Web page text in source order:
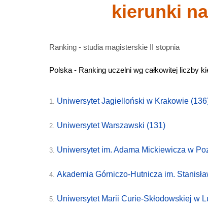
kierunki
Ranking - studia magisterskie II stopnia
Polska - Ranking uczelni wg całkowitej liczby
1. Uniwersytet Jagielloński w Krakowie
2. Uniwersytet Warszawski (131)
3. Uniwersytet im. Adama Mickiewicza w
4. Akademia Górniczo-Hutnicza im.
5. Uniwersytet Marii Curie-Skłodowskiej w